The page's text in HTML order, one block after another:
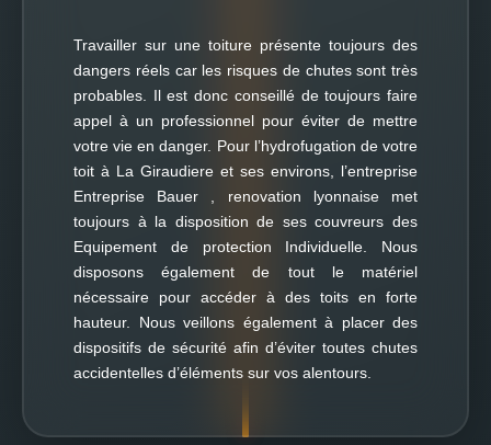
Travailler sur une toiture présente toujours des
dangers réels car les risques de chutes sont très
probables. Il est donc conseillé de toujours faire
appel à un professionnel pour éviter de mettre
votre vie en danger. Pour l’hydrofugation de votre
toit à La Giraudiere et ses environs, l’entreprise
Entreprise Bauer , renovation lyonnaise met
toujours à la disposition de ses couvreurs des
Equipement de protection Individuelle. Nous
disposons également de tout le matériel
nécessaire pour accéder à des toits en forte
hauteur. Nous veillons également à placer des
dispositifs de sécurité afin d’éviter toutes chutes
accidentelles d’éléments sur vos alentours.